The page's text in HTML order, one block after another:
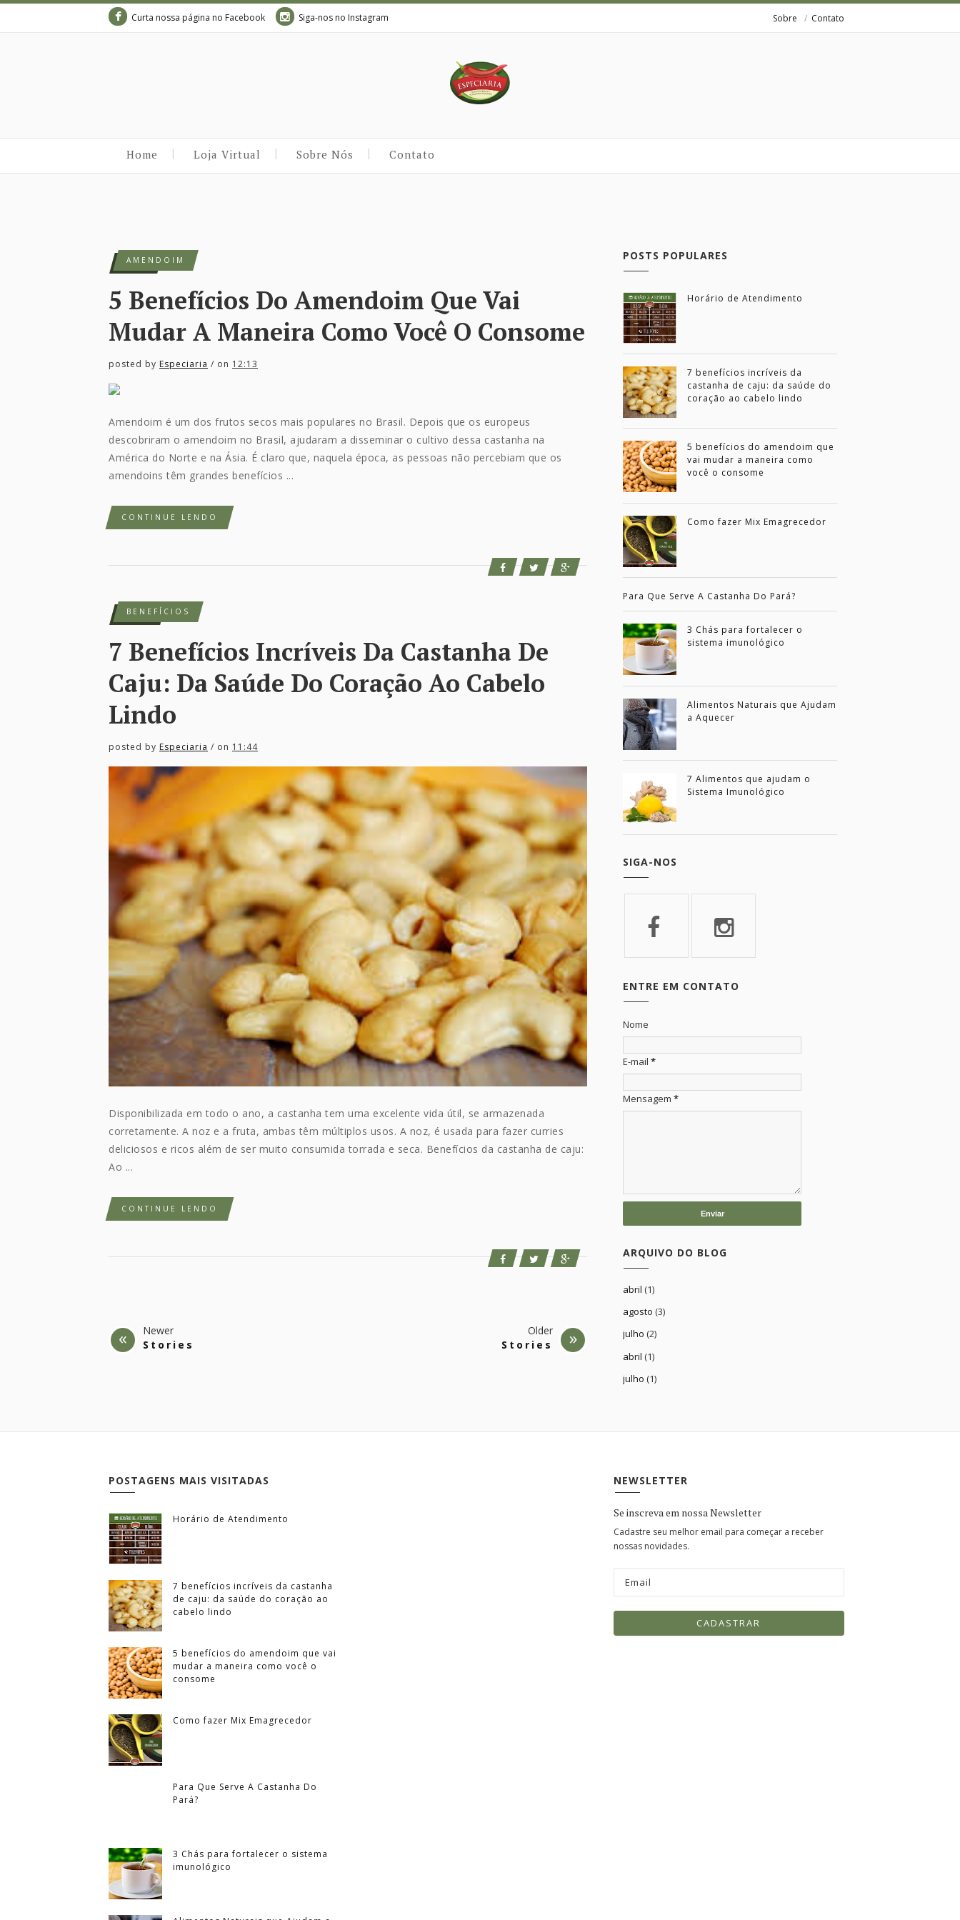
Curta nossa página no Facebook Siga-nos no Instagram Sobre Contato
Home Loja Virtual Sobre Nós Contato
AMENDOIM
5 Benefícios Do Amendoim Que Vai
Mudar A Maneira Como Você O Consome
posted by Especiaria / on 12:13
Amendoim é um dos frutos secos mais populares no Brasil. Depois que os europeus
descobriram o amendoim no Brasil, ajudaram a disseminar o cultivo dessa castanha na
América do Norte e na Ásia. É claro que, naquela época, as pessoas não percebiam que os
amendoins têm grandes benefícios ...
CONTINUE LENDO
BENEFÍCIOS
7 Benefícios Incríveis Da Castanha De
Caju: Da Saúde Do Coração Ao Cabelo
Lindo
posted by Especiaria / on 11:44
Disponibilizada em todo o ano, a castanha tem uma excelente vida útil, se armazenada
corretamente. A noz e a fruta, ambas têm múltiplos usos. A noz, é usada para fazer curries
deliciosos e ricos além de ser muito consumida torrada e seca. Benefícios da castanha de caju:
Ao ...
CONTINUE LENDO
Newer
Stories
Older
Stories
POSTS POPULARES
Horário de Atendimento
7 benefícios incríveis da
castanha de caju: da saúde do
coração ao cabelo lindo
5 benefícios do amendoim que
vai mudar a maneira como
você o consome
Como fazer Mix Emagrecedor
Para Que Serve A Castanha Do Pará?
3 Chás para fortalecer o
sistema imunológico
Alimentos Naturais que Ajudam
a Aquecer
7 Alimentos que ajudam o
Sistema Imunológico
SIGA-NOS
ENTRE EM CONTATO
Nome
E-mail *
Mensagem *
ARQUIVO DO BLOG
abril (1)
agosto (3)
julho (2)
abril (1)
julho (1)
POSTAGENS MAIS VISITADAS
Horário de Atendimento
7 benefícios incríveis da castanha
de caju: da saúde do coração ao
cabelo lindo
5 benefícios do amendoim que vai
mudar a maneira como você o
consome
Como fazer Mix Emagrecedor
Para Que Serve A Castanha Do
Pará?
3 Chás para fortalecer o sistema
imunológico
NEWSLETTER
Se inscreva em nossa Newsletter
Cadastre seu melhor email para começar a receber
nossas novidades.